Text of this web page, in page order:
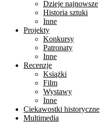
Dzieje najnowsze
Historia sztuki
Inne
Projekty
Konkursy
Patronaty
Inne
Recenzje
Książki
Film
Wystawy
Inne
Ciekawostki historyczne
Multimedia